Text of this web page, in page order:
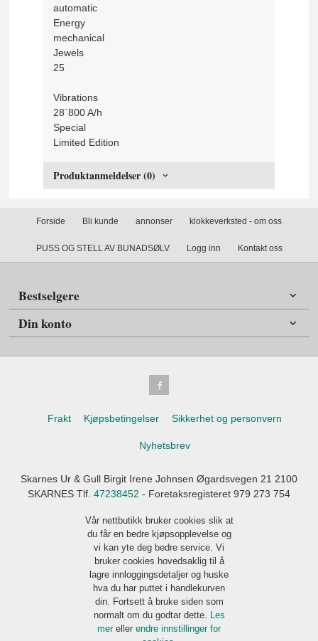
automatic
Energy
mechanical
Jewels
25
Vibrations
28´800 A/h
Special
Limited Edition
Produktanmeldelser (0)
Forside Bli kunde annonser klokkeverksted - om oss
PUSS OG STELL AV BUNADSØLV Logg inn Kontakt oss
Bestselgere
Din konto
Frakt Kjøpsbetingelser Sikkerhet og personvern
Nyhetsbrev
Skarnes Ur & Gull Birgit Irene Johnsen Øgardsvegen 21 2100
SKARNES Tlf. 47238452 - Foretaksregisteret 979 273 754
Vår nettbutikk bruker cookies slik at
du får en bedre kjøpsopplevelse og
vi kan yte deg bedre service. Vi
bruker cookies hovedsaklig til å
lagre innloggingsdetaljer og huske
hva du har puttet i handlekurven
din. Fortsett å bruke siden som
normalt om du godtar dette. Les
mer eller endre innstillinger for